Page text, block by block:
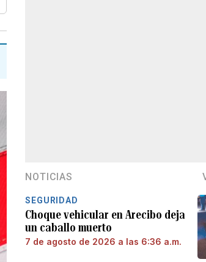
NOTICIAS
SEGURIDAD
Choque vehicular en Arecibo deja
un caballo muerto
7 de agosto de 2026 a las 6:36 a.m.